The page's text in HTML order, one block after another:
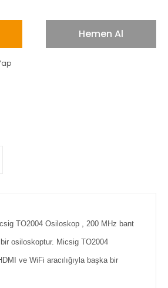
Hemen Al
TO2004 Osiloskop , 200 MHz bant
osiloskoptur. Micsig TO2004
ve WiFi aracılığıyla başka bir